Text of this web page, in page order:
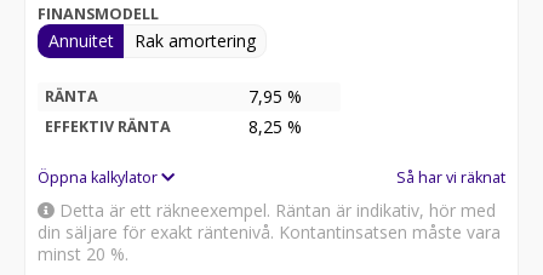
FINANSMODELL
Annuitet Rak amortering
RÄNTA 7,95 %
EFFEKTIV RÄNTA 8,25 %
Öppna kalkylator Så har vi räknat
Detta är ett räkneexempel. Räntan är indikativ, hör med
din säljare för exakt räntenivå. Kontantinsatsen måste vara
minst 20 %.